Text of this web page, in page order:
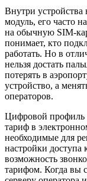
Внутри
модуль, его часто
на обычную SIM-
понимает, кто
работать. Но в
нельзя достать
потерять в
устройство, а
операторов.
Цифровой профиль
тариф в
необходимые для
настройки доступа
возможность
тарифом. Когда вы